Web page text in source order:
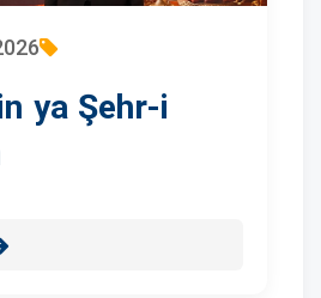
ya Şehr-i